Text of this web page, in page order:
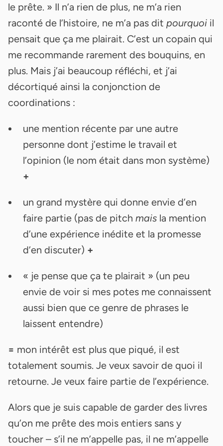
le prête. » Il n’a rien de plus, ne m’a rien
raconté de l’histoire, ne m’a pas dit pourquoi il
pensait que ça me plairait. C’est un copain qui
me recommande rarement des bouquins, en
plus. Mais j’ai beaucoup réfléchi, et j’ai
décortiqué ainsi la conjonction de
coordinations :
une mention récente par une autre
personne dont j’estime le travail et
l’opinion (le nom était dans mon système)
+
un grand mystère qui donne envie d’en
faire partie (pas de pitch mais la mention
d’une expérience inédite et la promesse
d’en discuter) +
« je pense que ça te plairait » (un peu
envie de voir si mes potes me connaissent
aussi bien que ce genre de phrases le
laissent entendre)
= mon intérêt est plus que piqué, il est
totalement soumis. Je veux savoir de quoi il
retourne. Je veux faire partie de l’expérience.
Alors que je suis capable de garder des livres
qu’on me prête des mois entiers sans y
toucher – s’il ne m’appelle pas, il ne m’appelle